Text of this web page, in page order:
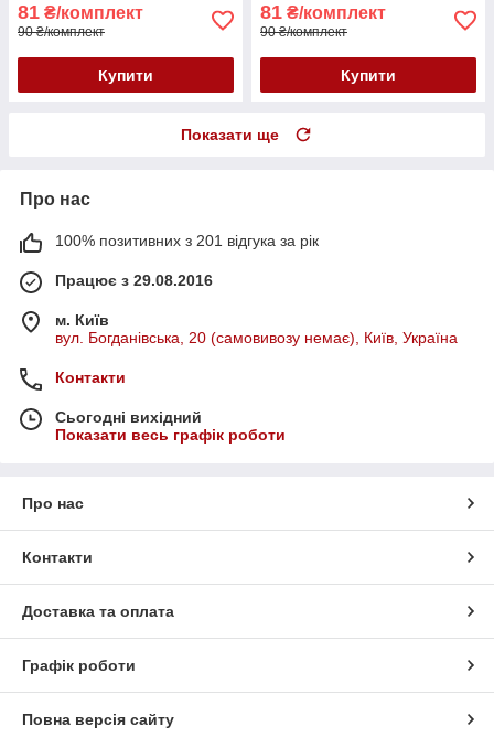
81 ₴/комплект
90 ₴/комплект
Купити
81 ₴/комплект
90 ₴/комплект
Купити
Показати ще
Про нас
100% позитивних з 201 відгука за рік
Працює з 29.08.2016
м. Київ
вул. Богданівська, 20 (самовивозу немає), Київ, Україна
Контакти
Сьогодні вихідний
Показати весь графік роботи
Про нас
Контакти
Доставка та оплата
Графік роботи
Повна версія сайту